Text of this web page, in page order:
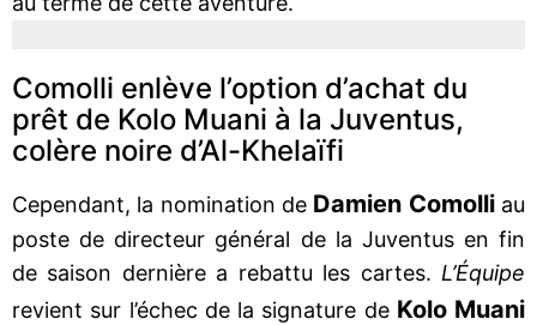
Comolli enlève l’option d’achat du
prêt de Kolo Muani à la Juventus,
colère noire d’Al-Khelaïfi
Cependant, la nomination de Damien Comolli au
poste de directeur général de la Juventus en fin
de saison dernière a rebattu les cartes. L’Équipe
revient sur l’échec de la signature de Kolo Muani